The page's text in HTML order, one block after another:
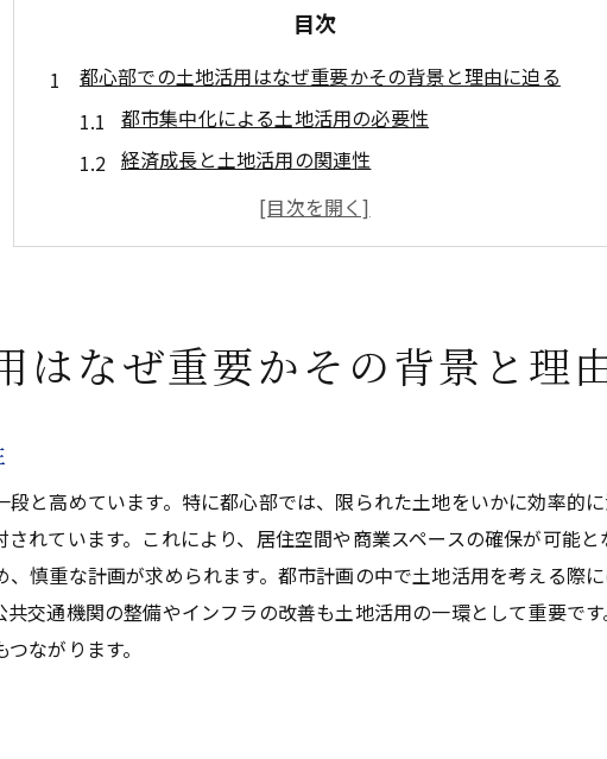
目次
都心部での土地活用はなぜ重要かその背景と理由に迫る
都市集中化による土地活用の必要性
経済成長と土地活用の関連性
都市開発政策が土地活用に与える影響
土地利用の歴史と現代の課題
土地活用のメリット都心部で期待できる資産価値の向上
商業施設利用による地域活性化
税金対策としての土地活用の利点
インフラ整備と土地価値の相関関係
土地活用がもたらす環境への貢献
都市部特有の土地活用方法その特徴と魅力を解説
はなぜ重要かその背景と理
と高めています。特に都心部では、限られた土地をいかに効率的
れています。これにより、居住空間や商業スペースの確保が可能
慎重な計画が求められます。都市計画の中で土地活用を考える際
交通機関の整備やインフラの改善も土地活用の一環として重要で
ながります。